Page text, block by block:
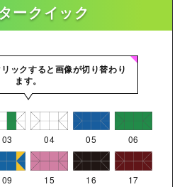
ークイック
ックすると画像が切り替わり
ます。
03 04 05 06
09 15 16 17